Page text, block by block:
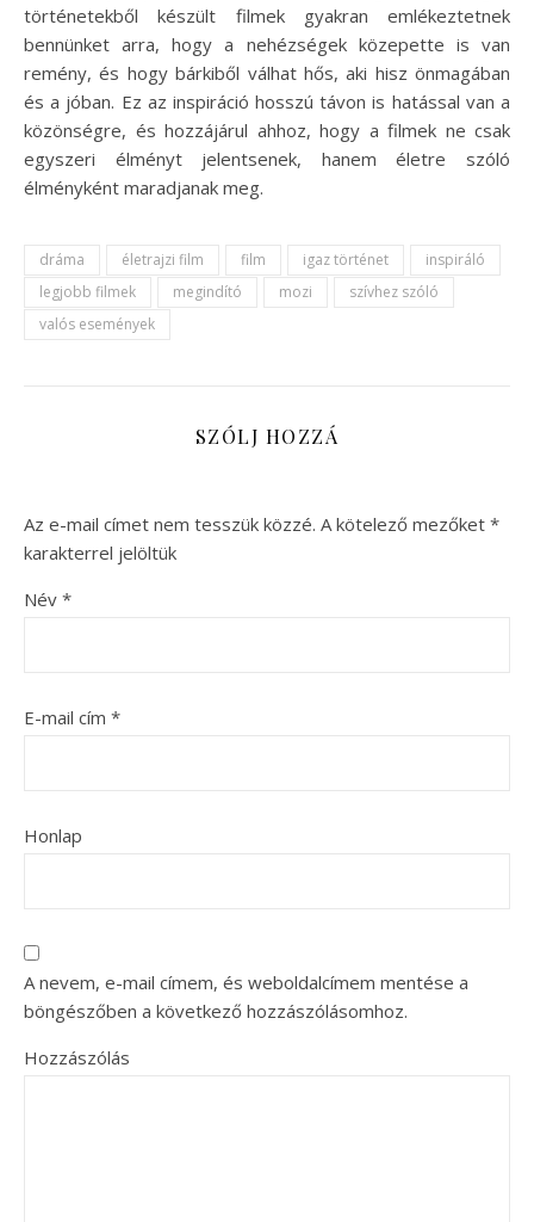
történetekből készült filmek gyakran emlékeztetnek
bennünket arra, hogy a nehézségek közepette is van
remény, és hogy bárkiből válhat hős, aki hisz önmagában
és a jóban. Ez az inspiráció hosszú távon is hatással van a
közönségre, és hozzájárul ahhoz, hogy a filmek ne csak
egyszeri élményt jelentsenek, hanem életre szóló
élményként maradjanak meg.
dráma életrajzi film film igaz történet
inspiráló
legjobb filmek
megindító mozi
szívhez szóló
valós események
SZÓLJ HOZZÁ
Az e-mail címet nem tesszük közzé. A kötelező mezőket *
karakterrel jelöltük
Név *
E-mail cím *
Honlap
A nevem, e-mail címem, és weboldalcímem mentése a
böngészőben a következő hozzászólásomhoz.
Hozzászólás